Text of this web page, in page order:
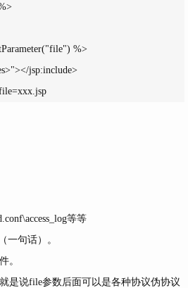
%>
jsp:include>
等等
句话）。
。
说file参数后面可以是各种协议伪协议